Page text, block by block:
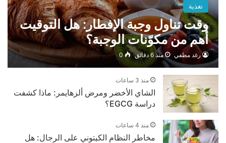
تغذية
وقت تناول وجبة الإفطار: هل التوقيت
أهم من مكوّنات الوجبة؟
رغد مطفي منذ 6 دقائق 0
منذ 3 ساعات
الشاي الأخضر ومرض ألزهايمر: ماذا كشفت
دراسة EGCG؟
منذ 4 ساعات
مخاطر النظام الكيتوني على الرجال: هل